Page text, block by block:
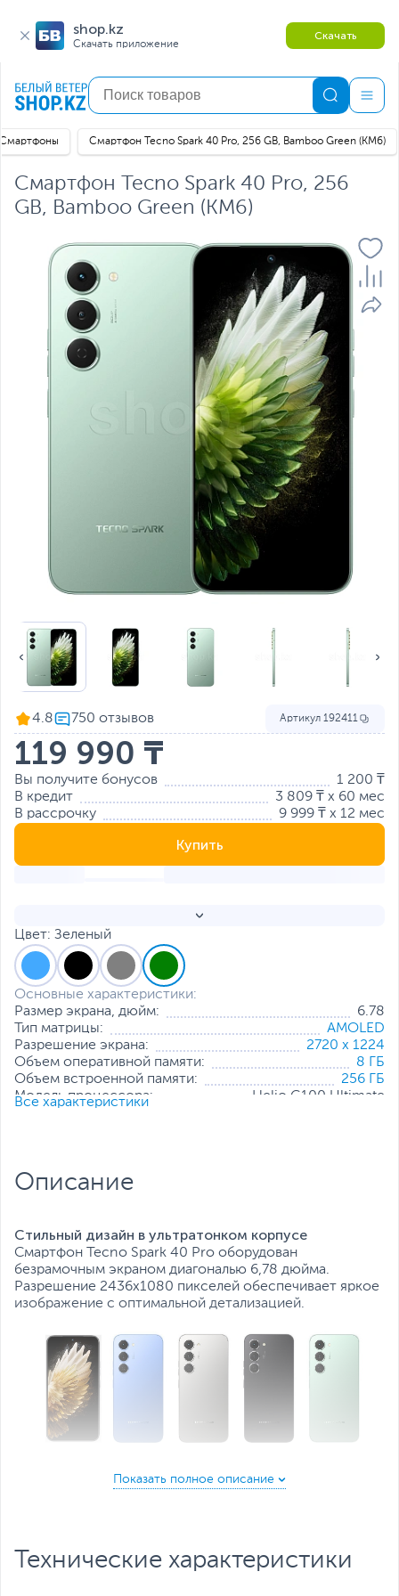
shop.kz
Скачать приложение
Скачать
Смартфоны Смартфон Tecno Spark 40 Pro, 256 GB, Bamboo Green (KM6)
Смартфон Tecno Spark 40 Pro, 256
GB, Bamboo Green (KM6)
Цвет: Зеленый
Основные характеристики:
Размер экрана, дюйм:
6.78
Тип матрицы:
AMOLED
Разрешение экрана:
2720 х 1224
Объем оперативной памяти:
8 ГБ
Объем встроенной памяти:
256 ГБ
Модель процессора:
Helio G100 Ultimate
Тип SIM-карты:
Все характеристики
4.8 Артикул 192411
119 990 ₸
Вы получите бонусов
1 200 ₸
В кредит
3 809 ₸ x 60 мес
В рассрочку
9 999 ₸ x 12 мес
Купить
Описание
Стильный дизайн в ультратонком корпусе
Смартфон Tecno Spark 40 Pro оборудован
безрамочным экраном диагональю 6,78 дюйма.
Разрешение 2436x1080 пикселей обеспечивает яркое
изображение с оптимальной детализацией.
AMOLED экран
Модель выдерживает попадание внутрь корпуса
незначительного количества пыли, имеет защиту от
Технические характеристики